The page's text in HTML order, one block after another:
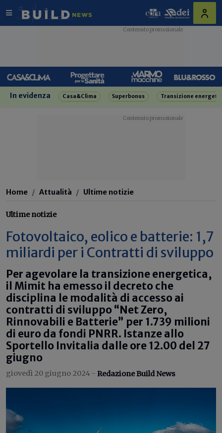
In evidenza Casa&Clima Superbonus Transizione
Home Attualità Ultime notizie
Ultime notizie
Fotovoltaico, eolico e batterie: 1,7
miliardi per i Contratti di sviluppo
Per agevolare la transizione energetica,
il Mimit ha emesso il decreto che
disciplina le modalità di accesso ai
contratti di sviluppo “Net Zero,
Rinnovabili e Batterie” per 1.739 milioni
di euro da fondi PNRR. Istanze allo
Sportello Invitalia dalle ore 12.00 del 27
giugno
giovedì 20 giugno 2024 - Redazione Build News